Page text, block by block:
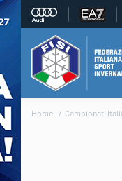
Home Campionati